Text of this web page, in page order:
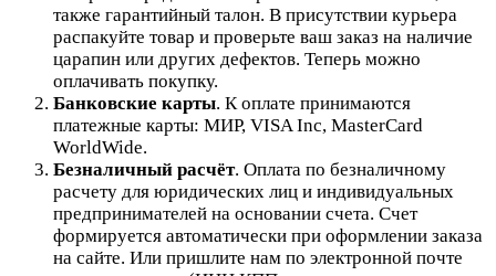
также гарантийный талон. В присутствии курьера
распакуйте товар и проверьте ваш заказ на наличие
царапин или других дефектов. Теперь можно
оплачивать покупку.
Банковские карты. К оплате принимаются
платежные карты: МИР, VISA Inc, MasterCard
WorldWide.
Безналичный расчёт. Оплата по безналичному
расчету для юридических лиц и индивидуальных
предпринимателей на основании счета. Счет
формируется автоматически при оформлении заказа
на сайте. Или пришлите нам по электронной почте